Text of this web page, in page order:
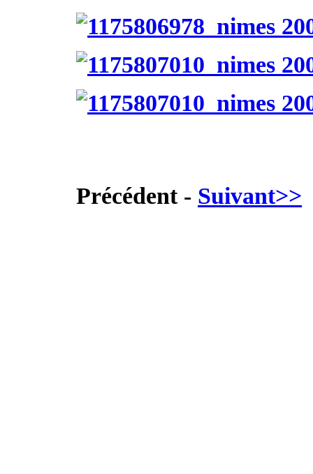
Précédent - Suivant>>